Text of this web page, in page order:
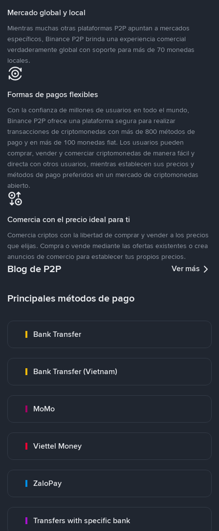
Mercado global y local
Mientras muchas otras plataformas P2P apuntan a mercados
específicos, Binance P2P brinda una experiencia comercial
verdaderamente global con soporte para más de 70 monedas
locales.
Formas de pagos flexibles
Con la confianza de millones de usuarios en todo el mundo,
Binance P2P ofrece una plataforma segura para realizar
transacciones de criptomonedas con más de 800 métodos de
pago y en más de 100 monedas fiat. Los usuarios pueden
comprar, vender y comerciar criptomonedas de manera fácil y
directa con otros usuarios, mientras establecen sus precios y
métodos de pago preferidos en un mercado de criptomonedas
abierto.
Comercia con el precio ideal para ti
Comercia criptos con la libertad de comprar y vender a los precios
que elijas. Compra o vende mediante las ofertas existentes o crea
anuncios de comercio para establecer tus propios precios.
Blog de P2P Ver más
Principales métodos de pago
Bank Transfer
Bank Transfer (Vietnam)
MoMo
Viettel Money
ZaloPay
Transfers with specific bank